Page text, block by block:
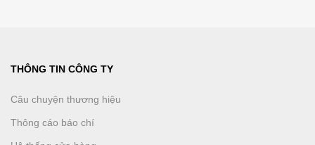
THÔNG TIN CÔNG TY
Câu chuyện thương hiệu
Thông cáo báo chí